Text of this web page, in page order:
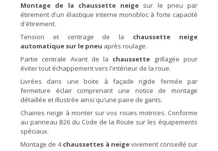
Montage de la chaussette neige sur le pneu par
étirement d'un élastique interne monobloc à forte capacité
d'étirement.
Tension et centrage de la chaussette neige
automatique sur le pneu après roulage.
Partie centrale Avant de la chaussette grillagée pour
éviter tout échappement vers l'intérieur de la roue.
Livrées dans une boite à façade rigide fermée par
fermeture éclair comprenant une notice de montage
détaillée et illustrée ainsi qu'une paire de gants.
Chaines neige à monter sur vos roues motrices. Conforme
au panneau B26 du Code de la Route sur les équipements
spéciaux.
Montage de 4chaussettes à neigevivement conseillé sur